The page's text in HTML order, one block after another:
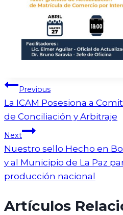
Previous
La ICAM Posesiona a
de Conciliación y Arbitraje
Next
Nuestro sello Hecho en
y al Municipio de La Paz
producción nacional
Artículos